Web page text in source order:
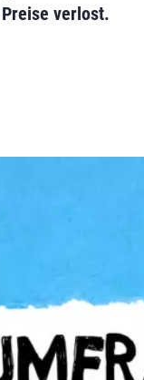
verlost.